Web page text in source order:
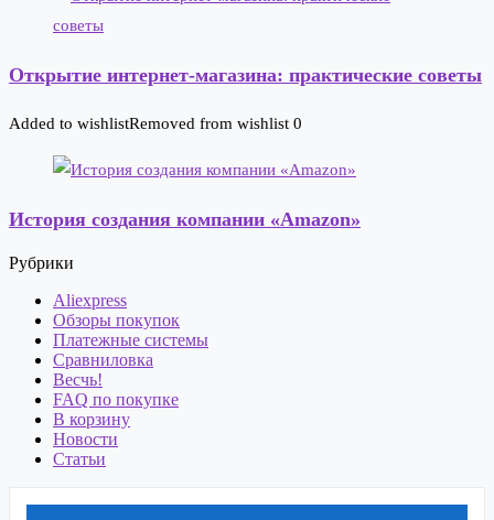
Открытие интернет-магазина: практические советы
Added to wishlistRemoved from wishlist 0
История создания компании «Amazon»
Рубрики
Aliexpress
Обзоры покупок
Платежные системы
Сравниловка
Весчь!
FAQ по покупке
В корзину
Новости
Статьи